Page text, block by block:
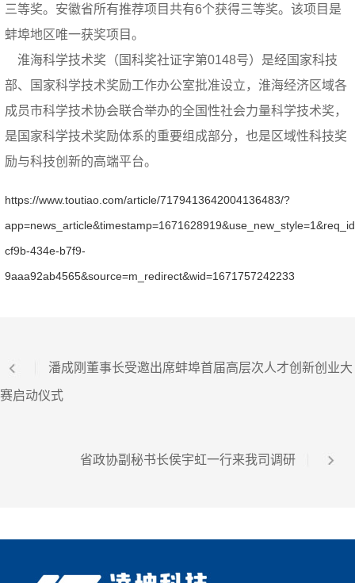
三等奖。安徽省所有推荐项目共有6个获得三等奖。该项目是
蚌埠地区唯一获奖项目。
淮海科学技术奖（国科奖社证字第0148号）是经国家科技
部、国家科学技术奖励工作办公室批准设立，淮海经济区域各
成员市科学技术协会联合举办的全国性社会力量科学技术奖，
是国家科学技术奖励体系的重要组成部分，也是区域性科技奖
励与科技创新的高端平台。
https://www.toutiao.com/article/7179413642004136483/?
cf9b-434e-b7f9-
9aaa92ab4565&source=m_redirect&wid=1671757242233
潘成刚董事长受邀出席蚌埠首届高层次人才创新创业大
赛启动仪式
省政协副秘书长侯宇虹一行来我司调研